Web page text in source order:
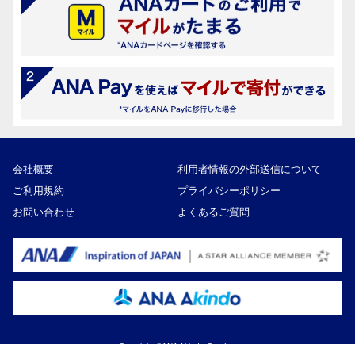
会社概要
利用者情報の外部送信について
ご利用規約
プライバシーポリシー
お問い合わせ
よくあるご質問